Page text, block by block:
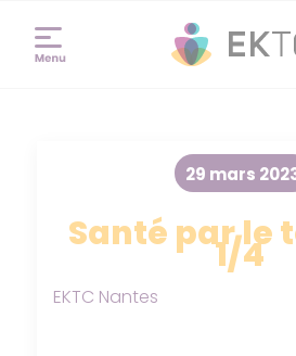
Santé par le
1/4
29 mars
EKTC Nantes